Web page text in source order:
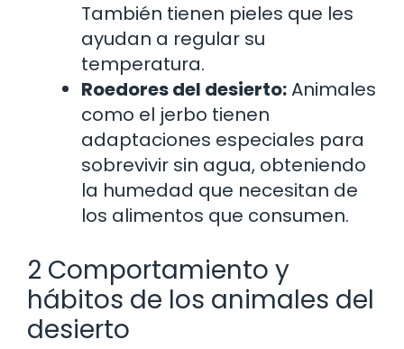
También tienen pieles que les
ayudan a regular su
temperatura.
Roedores del desierto:Animales
como el jerbo tienen
adaptaciones especiales para
sobrevivir sin agua, obteniendo
la humedad que necesitan de
los alimentos que consumen.
2 Comportamiento y
hábitos de los animales del
desierto